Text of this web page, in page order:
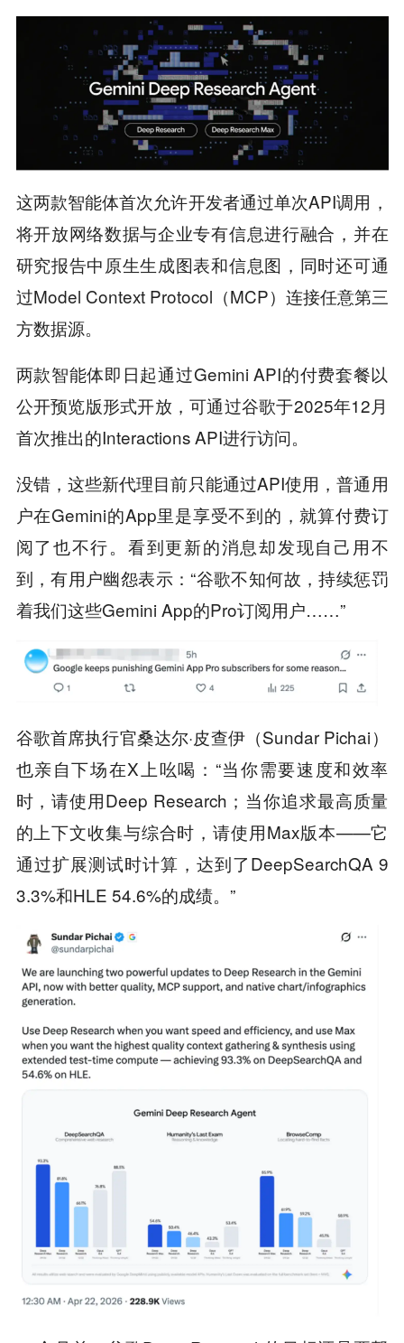
这两款智能体首次允许开发者通过单次API调用，
将开放网络数据与企业专有信息进行融合，并在
研究报告中原生生成图表和信息图，同时还可通
过Model Context Protocol（MCP）连接任意第三
方数据源。
两款智能体即日起通过Gemini API的付费套餐以
公开预览版形式开放，可通过谷歌于2025年12月
首次推出的Interactions API进行访问。
没错，这些新代理目前只能通过API使用，普通用
户在Gemini的App里是享受不到的，就算付费订
阅了也不行。看到更新的消息却发现自己用不
到，有用户幽怨表示：“谷歌不知何故，持续惩罚
着我们这些Gemini App的Pro订阅用户……”
谷歌首席执行官桑达尔·皮查伊（Sundar Pichai）
也亲自下场在X上吆喝：“当你需要速度和效率
时，请使用Deep Research；当你追求最高质量
的上下文收集与综合时，请使用Max版本——它
通过扩展测试时计算，达到了DeepSearchQA 9
3.3%和HLE 54.6%的成绩。”